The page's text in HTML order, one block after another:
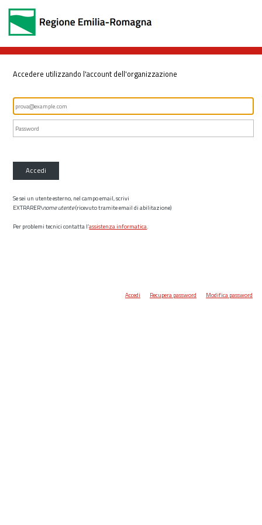
Accedere utilizzando l'account dell'organizzazione
Accedi
Se sei un utente esterno, nel campo email, scrivi
EXTRARER\nome utente(ricevuto tramite email di abilitazione)
Per problemi tecnici contatta l’assistenza informatica.
Accedi Recupera password Modifica password